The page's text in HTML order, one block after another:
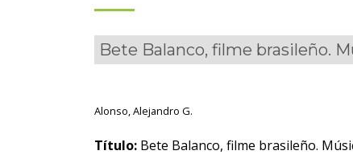
Bete Balanco, filme brasileño.
Alonso, Alejandro G.
Título: Bete Balanco, filme brasileño.